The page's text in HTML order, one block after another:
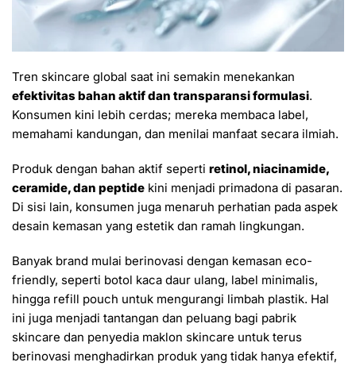
Tren skincare global saat ini semakin menekankan
efektivitas bahan aktif dan transparansi formulasi.
Konsumen kini lebih cerdas; mereka membaca label,
memahami kandungan, dan menilai manfaat secara ilmiah.
Produk dengan bahan aktif seperti retinol, niacinamide,
ceramide, dan peptide kini menjadi primadona di pasaran.
Di sisi lain, konsumen juga menaruh perhatian pada aspek
desain kemasan yang estetik dan ramah lingkungan.
Banyak brand mulai berinovasi dengan kemasan eco-
friendly, seperti botol kaca daur ulang, label minimalis,
hingga refill pouch untuk mengurangi limbah plastik. Hal
ini juga menjadi tantangan dan peluang bagi pabrik
skincare dan penyedia maklon skincare untuk terus
berinovasi menghadirkan produk yang tidak hanya efektif,